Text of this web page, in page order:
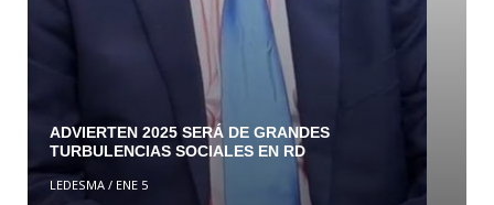
ADVIERTEN 2025 SERÁ DE GRANDES
TURBULENCIAS SOCIALES EN RD
LEDESMA/ ENE 5